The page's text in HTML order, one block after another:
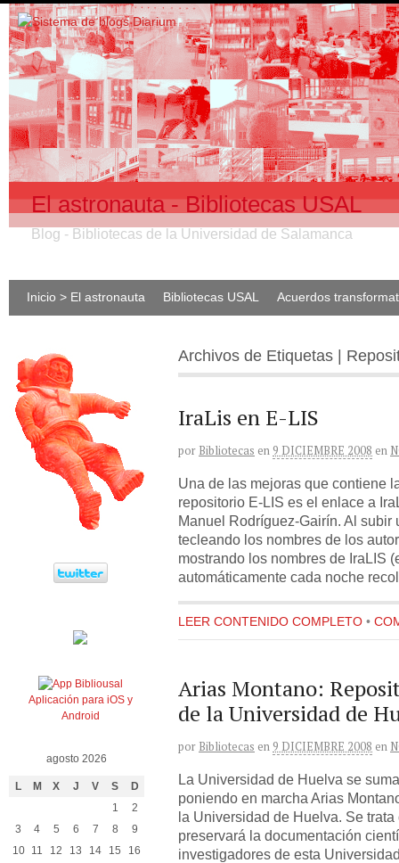
El astronauta - Bibliotecas USAL
Blog - Bibliotecas de la Universidad de Salamanca
Inicio > El astronauta Bibliotecas USAL Acuerdos
Archivos de Etiquetas |
IraLis en E-LIS
por Bibliotecas en 9 DICIEMBRE 2008 en
Una de las mejoras que contiene
repositorio E-LIS es el enlace a
Manuel Rodríguez-Gairín. Al subir
tecleando los nombres de los
mostrando los nombres de IraLIS
automáticamente cada noche
LEER CONTENIDO COMPLETO •
Arias Montano:
de la Universidad de
por Bibliotecas en 9 DICIEMBRE 2008 en
La Universidad de Huelva se
poniendo en marcha Arias
la Universidad de Huelva. Se
preservará la documentación
investigadores de esta
Aplicación para iOS y
Android
agosto 2026
L M X J V S D
1
2
3
4 5 6 7 8
9
10
11 12 13 14 15
16